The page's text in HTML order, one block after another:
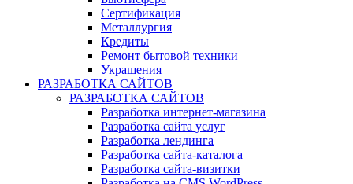
Сертификация
Металлургия
Кредиты
Ремонт бытовой техники
Украшения
РАЗРАБОТКА САЙТОВ
РАЗРАБОТКА САЙТОВ
Разработка интернет-магазина
Разработка сайта услуг
Разработка лендинга
Разработка сайта-каталога
Разработка сайта-визитки